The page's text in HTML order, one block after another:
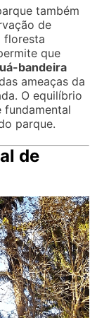
também
de
floresta
que
bandeira
ameaças da
O equilíbrio
fundamental
parque.
de